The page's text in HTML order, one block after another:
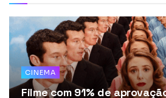
CINEMA
Filme com 91% de